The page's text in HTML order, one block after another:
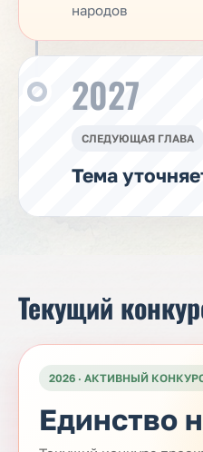
народов
2027
СЛЕДУЮЩАЯ ГЛАВА
Тема
Текущий
2026 · АКТИВНЫЙ
Единство